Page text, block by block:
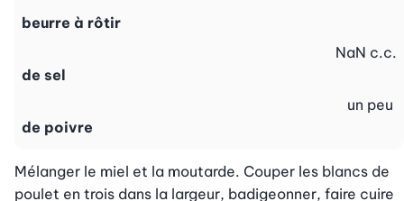
beurre à rôtir
de sel
NaN c.c.
de poivre
un peu
Mélanger le miel et la moutarde. Couper les blancs de
poulet en trois dans la largeur, badigeonner, faire cuire